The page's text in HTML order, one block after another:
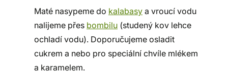
Maté nasypeme do kalabasy a vroucí vodu
nalijeme přes bombilu (studený kov lehce
ochladí vodu). Doporučujeme osladit
cukrem a nebo pro speciální chvíle mlékem
a karamelem.